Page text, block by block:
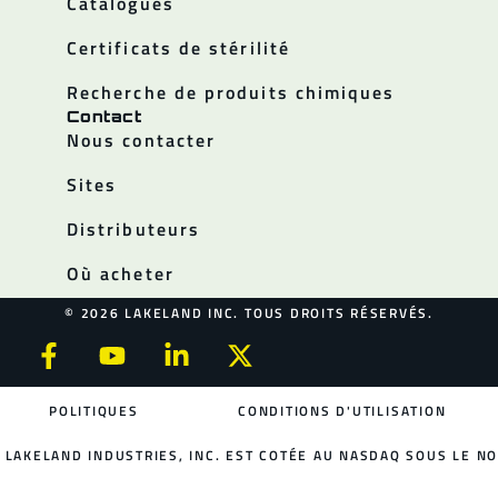
Certificats de stérilité
Recherche de produits chimiques
Contact
Nous contacter
Sites
Distributeurs
Où acheter
© 2026 LAKELAND INC. TOUS DROITS RÉSERVÉS.
POLITIQUES CONDITIONS D'UTILISATION
LAKELAND INDUSTRIES, INC. EST COTÉE AU NASDAQ SOUS LE